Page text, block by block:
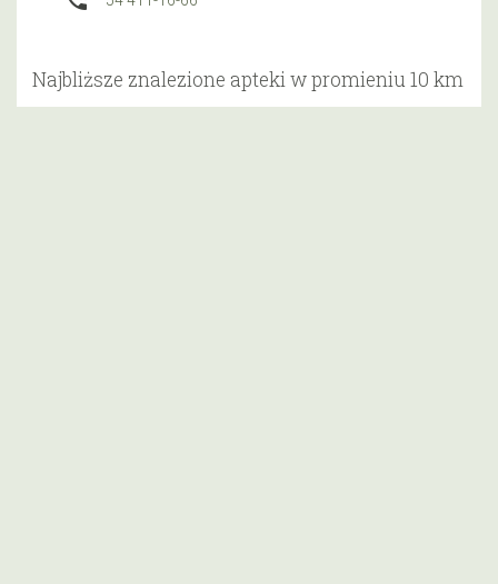
Najbliższe znalezione apteki w promieniu 10 km